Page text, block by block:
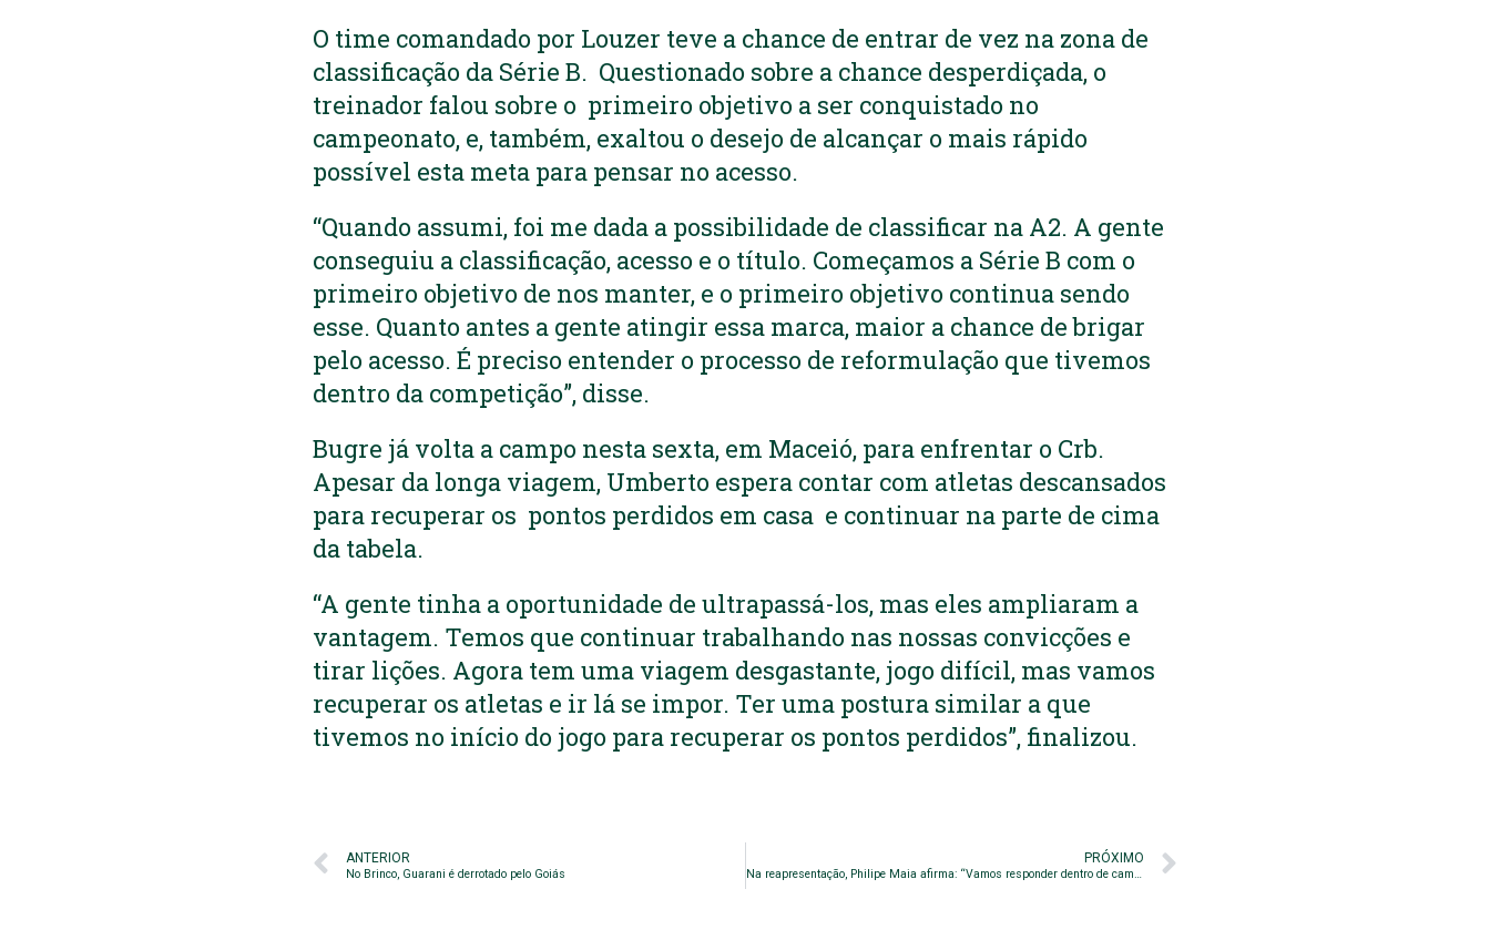
O time comandado por Louzer teve a chance de entrar de vez na zona de
classificação da Série B. Questionado sobre a chance desperdiçada, o
treinador falou sobre o primeiro objetivo a ser conquistado no
campeonato, e, também, exaltou o desejo de alcançar o mais rápido
possível esta meta para pensar no acesso.
“Quando assumi, foi me dada a possibilidade de classificar na A2. A gente
conseguiu a classificação, acesso e o título. Começamos a Série B com o
primeiro objetivo de nos manter, e o primeiro objetivo continua sendo
esse. Quanto antes a gente atingir essa marca, maior a chance de brigar
pelo acesso. É preciso entender o processo de reformulação que tivemos
dentro da competição”, disse.
Bugre já volta a campo nesta sexta, em Maceió, para enfrentar o Crb.
Apesar da longa viagem, Umberto espera contar com atletas descansados
para recuperar os pontos perdidos em casa e continuar na parte de cima
da tabela.
“A gente tinha a oportunidade de ultrapassá-los, mas eles ampliaram a
vantagem. Temos que continuar trabalhando nas nossas convicções e
tirar lições. Agora tem uma viagem desgastante, jogo difícil, mas vamos
recuperar os atletas e ir lá se impor. Ter uma postura similar a que
tivemos no início do jogo para recuperar os pontos perdidos”, finalizou.
ANTERIOR
No Brinco, Guarani é derrotado pelo Goiás
PRÓXIMO
Na reapresentação, Philipe Maia afirma: “Vamos responder dentro de campo”